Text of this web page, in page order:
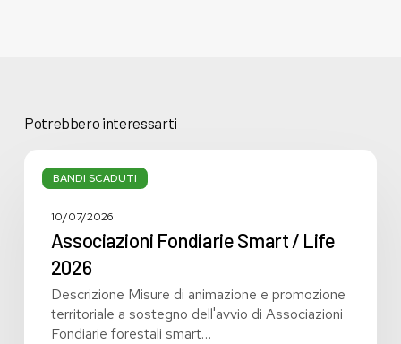
Potrebbero interessarti
BANDI SCADUTI
Fondiarie
2026
10/07/2026
Associazioni Fondiarie Smart / Life
2026
Descrizione Misure di animazione e promozione
territoriale a sostegno dell'avvio di Associazioni
Fondiarie forestali smart…